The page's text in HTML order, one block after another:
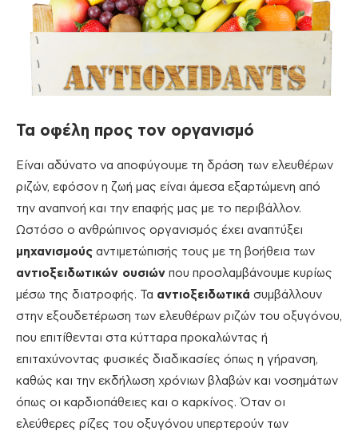
Τα οφέλη προς τον οργανισμό
Είναι αδύνατο να αποφύγουμε τη δράση των ελευθέρων
ριζών, εφόσον η ζωή μας είναι άμεσα εξαρτώμενη από
την αναπνοή και την επαφής μας με το περιβάλλον.
Ωστόσο ο ανθρώπινος οργανισμός έχει αναπτύξει
μηχανισμούς αντιμετώπισής τους με τη βοήθεια των
αντιοξειδωτικών ουσιών που προσλαμβάνουμε κυρίως
μέσω της διατροφής. Τα αντιοξειδωτικά συμβάλλουν
στην εξουδετέρωση των ελευθέρων ριζών του οξυγόνου,
που επιτίθενται στα κύτταρα προκαλώντας ή
επιταχύνοντας φυσικές διαδικασίες όπως η γήρανση,
καθώς και την εκδήλωση χρόνιων βλαβών και νοσημάτων
όπως οι καρδιοπάθειες και ο καρκίνος. Όταν οι
ελεύθερες ρίζες του οξυγόνου υπερτερούν των